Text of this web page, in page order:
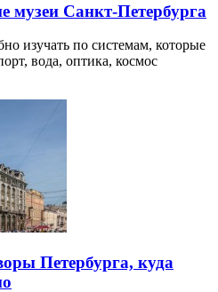
музеи Санкт-Петербурга
изучать по системам, которые
вода, оптика, космос
Петербурга, куда